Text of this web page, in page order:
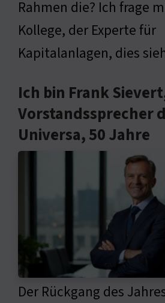
Rahmen die? Ich frage
Kollege, der Experte für
Kapitalanlagen, dies
Ich bin Frank
Vorstandssprecher
Universa, 50 Jahre
Der Rückgang des